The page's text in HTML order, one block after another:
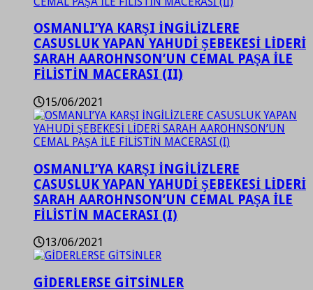
OSMANLI’YA KARŞI İNGİLİZLERE
CASUSLUK YAPAN YAHUDİ ŞEBEKESİ LİDERİ
SARAH AAROHNSON’UN CEMAL PAŞA İLE
FİLİSTİN MACERASI (II)
15/06/2021
OSMANLI’YA KARŞI İNGİLİZLERE
CASUSLUK YAPAN YAHUDİ ŞEBEKESİ LİDERİ
SARAH AAROHNSON’UN CEMAL PAŞA İLE
FİLİSTİN MACERASI (I)
13/06/2021
GİDERLERSE GİTSİNLER